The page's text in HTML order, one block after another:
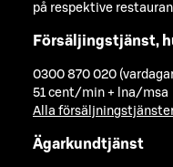
på respektive
Försäljingstjänst,
0300 870 020
51 cent/min + lna/msa
Alla
Ägarkundtjänst